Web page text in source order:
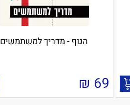
הגוף - מדריך למשתמשים
69
₪